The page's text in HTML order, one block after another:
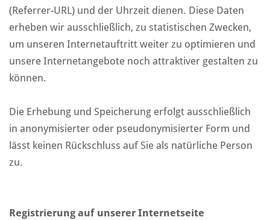
(Referrer-URL) und der Uhrzeit dienen. Diese Daten
erheben wir ausschließlich, zu statistischen Zwecken,
um unseren Internetauftritt weiter zu optimieren und
unsere Internetangebote noch attraktiver gestalten zu
können.
Die Erhebung und Speicherung erfolgt ausschließlich
in anonymisierter oder pseudonymisierter Form und
lässt keinen Rückschluss auf Sie als natürliche Person
zu.
Registrierung auf unserer Internetseite